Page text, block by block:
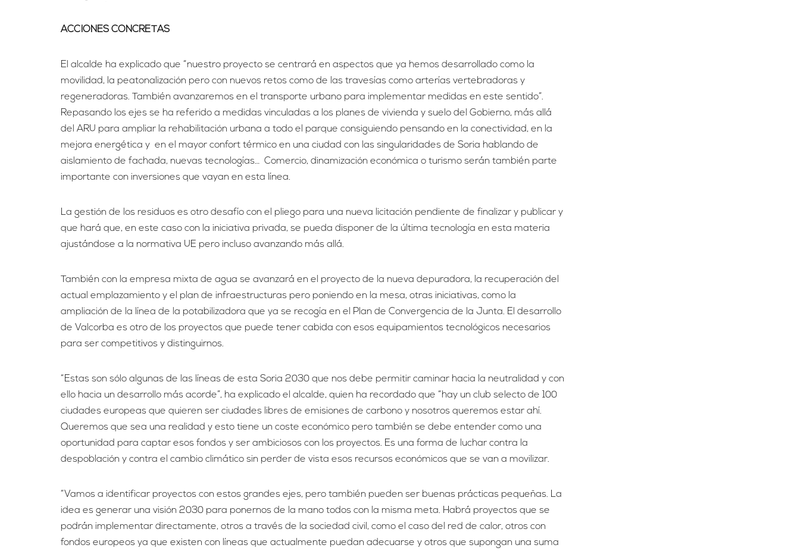
ACCIONES CONCRETAS
El alcalde ha explicado que “nuestro proyecto se centrará en aspectos que ya hemos desarrollado como la
movilidad, la peatonalización pero con nuevos retos como de las travesías como arterías vertebradoras y
regeneradoras. También avanzaremos en el transporte urbano para implementar medidas en este sentido”.
Repasando los ejes se ha referido a medidas vinculadas a los planes de vivienda y suelo del Gobierno, más allá
del ARU para ampliar la rehabilitación urbana a todo el parque consiguiendo pensando en la conectividad, en la
mejora energética y en el mayor confort térmico en una ciudad con las singularidades de Soria hablando de
aislamiento de fachada, nuevas tecnologías… Comercio, dinamización económica o turismo serán también parte
importante con inversiones que vayan en esta línea.
La gestión de los residuos es otro desafío con el pliego para una nueva licitación pendiente de finalizar y publicar y
que hará que, en este caso con la iniciativa privada, se pueda disponer de la última tecnología en esta materia
ajustándose a la normativa UE pero incluso avanzando más allá.
También con la empresa mixta de agua se avanzará en el proyecto de la nueva depuradora, la recuperación del
actual emplazamiento y el plan de infraestructuras pero poniendo en la mesa, otras iniciativas, como la
ampliación de la línea de la potabilizadora que ya se recogía en el Plan de Convergencia de la Junta. El desarrollo
de Valcorba es otro de los proyectos que puede tener cabida con esos equipamientos tecnológicos necesarios
para ser competitivos y distinguirnos.
“Estas son sólo algunas de las líneas de esta Soria 2030 que nos debe permitir caminar hacia la neutralidad y con
ello hacia un desarrollo más acorde”, ha explicado el alcalde, quien ha recordado que “hay un club selecto de 100
ciudades europeas que quieren ser ciudades libres de emisiones de carbono y nosotros queremos estar ahí.
Queremos que sea una realidad y esto tiene un coste económico pero también se debe entender como una
oportunidad para captar esos fondos y ser ambiciosos con los proyectos. Es una forma de luchar contra la
despoblación y contra el cambio climático sin perder de vista esos recursos económicos que se van a movilizar.
“Vamos a identificar proyectos con estos grandes ejes, pero también pueden ser buenas prácticas pequeñas. La
idea es generar una visión 2030 para ponernos de la mano todos con la misma meta. Habrá proyectos que se
podrán implementar directamente, otros a través de la sociedad civil, como el caso del red de calor, otros con
fondos europeos ya que existen con líneas que actualmente puedan adecuarse y otros que supongan una suma